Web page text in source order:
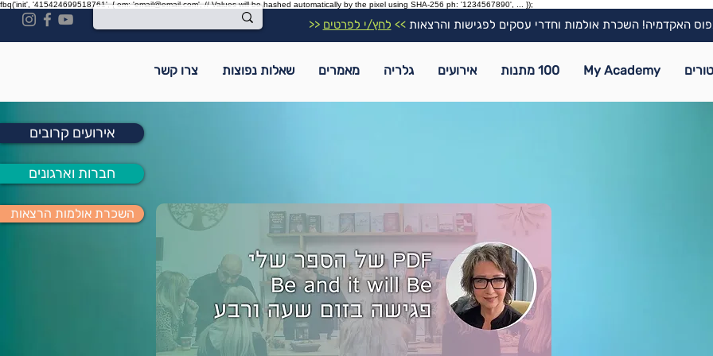
fbq('init', '415424699518761', { em: 'email@email.com', // Values will be hashed automatically by the pixel using SHA-256 ph: '1234567890', ... });
השכרת אולמות הרצאות
חברות וארגונים
אירועים קרובים
האקדמיה! השכרת אולמות וחדרי עסקים לפגישות והרצאות>> לחץ/י לפרטים <<
My Academy 100 מתנות אירועים גלריה מאמרים שאלות נפוצות צרו קשר